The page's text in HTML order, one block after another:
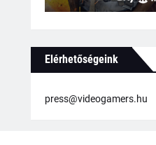
Elérhetőségeink
press@videogamers.hu